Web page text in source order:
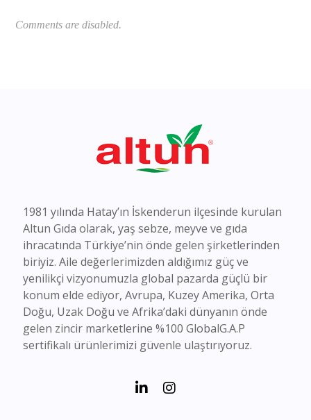
Comments are disabled.
1981 yılında Hatay’ın İskenderun ilçesinde kurulan
Altun Gıda olarak, yaş sebze, meyve ve gıda
ihracatında Türkiye’nin önde gelen şirketlerinden
biriyiz. Aile değerlerimizden aldığımız güç ve
yenilikçi vizyonumuzla global pazarda güçlü bir
konum elde ediyor, Avrupa, Kuzey Amerika, Orta
Doğu, Uzak Doğu ve Afrika’daki dünyanın önde
gelen zincir marketlerine %100 GlobalG.A.P
sertifikalı ürünlerimizi güvenle ulaştırıyoruz.